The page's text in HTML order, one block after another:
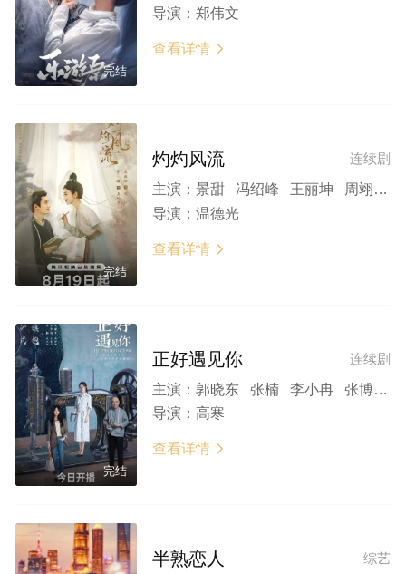
完结
导演： 郑伟文
查看详情 
完结
连续剧
灼灼风流
主演： 景甜 冯绍峰 王丽坤 周翊然 徐海乔
导演： 温德光
查看详情 
完结
连续剧
正好遇见你
主演： 郭晓东 张楠 李小冉 张博 郑凯 孙伊涵 牛子藩 盛朗熙 吴千语 李德龙 惠英红 秦岚 佟丽娅 吴谨言 金晨 景甜 李一桐
导演： 高寒
查看详情 
综艺
半熟恋人